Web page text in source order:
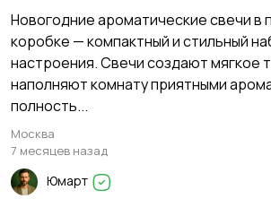
Новогодние ароматические свечи в
коробке — компактный и стильный
настроения. Свечи создают мягкое
наполняют комнату приятными
полность...
Москва
7 месяцев назад
Юмарт